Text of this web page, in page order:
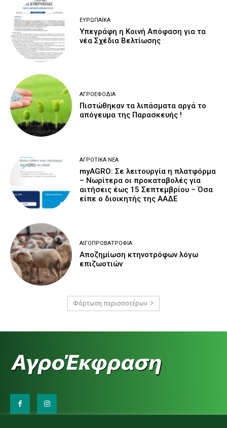
ΕΥΡΩΠΑΪΚΆ
Υπεγράφη η Κοινή Απόφαση για τα
νέα Σχέδια Βελτίωσης
ΑΓΡΟΕΦΌΔΙΑ
Πιστώθηκαν τα λιπάσματα αργά το
απόγευμα της Παρασκευής !
ΑΓΡΟΤΙΚΆ ΝΈΑ
myAGRO: Σε λειτουργία η πλατφόρμα
– Νωρίτερα οι προκαταβολές για
αιτήσεις έως 15 Σεπτεμβρίου – Όσα
είπε ο διοικητής της ΑΑΔΕ
ΑΙΓΟΠΡΟΒΑΤΡΟΦΊΑ
Αποζημίωση κτηνοτρόφων λόγω
επιζωοτιών
Φόρτωση περισσοτέρων